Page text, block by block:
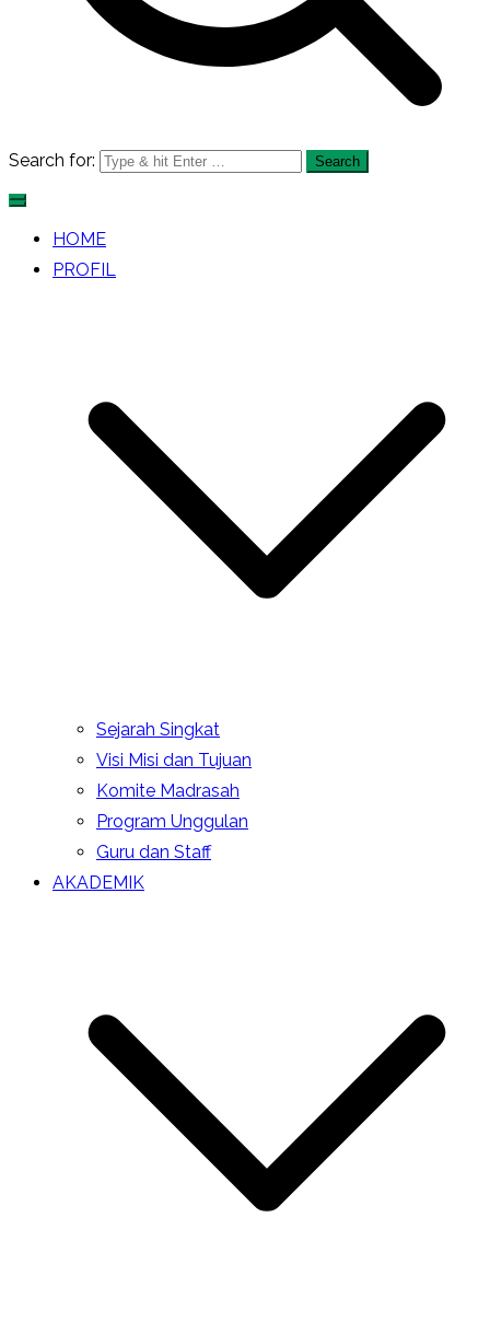
Search for:
HOME
PROFIL
Sejarah Singkat
Visi Misi dan Tujuan
Komite Madrasah
Program Unggulan
Guru dan Staff
AKADEMIK